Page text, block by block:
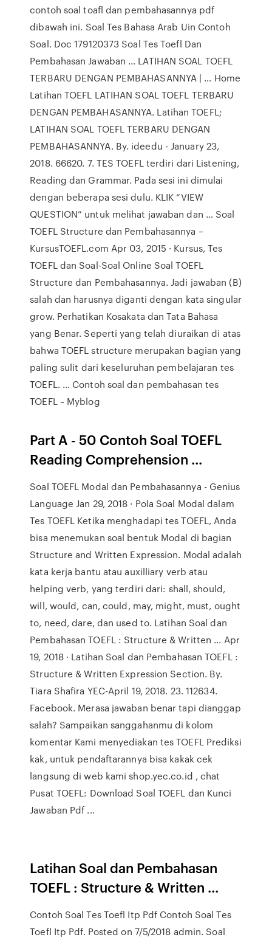
contoh soal toafl dan pembahasannya pdf
dibawah ini. Soal Tes Bahasa Arab Uin Contoh
Soal. Doc 179120373 Soal Tes Toefl Dan
Pembahasan Jawaban … LATIHAN SOAL TOEFL
TERBARU DENGAN PEMBAHASANNYA | … Home
Latihan TOEFL LATIHAN SOAL TOEFL TERBARU
DENGAN PEMBAHASANNYA. Latihan TOEFL;
LATIHAN SOAL TOEFL TERBARU DENGAN
PEMBAHASANNYA. By. ideedu - January 23,
2018. 66620. 7. TES TOEFL terdiri dari Listening,
Reading dan Grammar. Pada sesi ini dimulai
dengan beberapa sesi dulu. KLIK “VIEW
QUESTION” untuk melihat jawaban dan … Soal
TOEFL Structure dan Pembahasannya –
KursusTOEFL.com Apr 03, 2015 · Kursus, Tes
TOEFL dan Soal-Soal Online Soal TOEFL
Structure dan Pembahasannya. Jadi jawaban (B)
salah dan harusnya diganti dengan kata singular
grow. Perhatikan Kosakata dan Tata Bahasa
yang Benar. Seperti yang telah diuraikan di atas
bahwa TOEFL structure merupakan bagian yang
paling sulit dari keseluruhan pembelajaran tes
TOEFL. … Contoh soal dan pembahasan tes
TOEFL ~ Myblog
Part A - 50 Contoh Soal TOEFL
Reading Comprehension ...
Soal TOEFL Modal dan Pembahasannya - Genius
Language Jan 29, 2018 · Pola Soal Modal dalam
Tes TOEFL Ketika menghadapi tes TOEFL, Anda
bisa menemukan soal bentuk Modal di bagian
Structure and Written Expression. Modal adalah
kata kerja bantu atau auxilliary verb atau
helping verb, yang terdiri dari: shall, should,
will, would, can, could, may, might, must, ought
to, need, dare, dan used to. Latihan Soal dan
Pembahasan TOEFL : Structure & Written ... Apr
19, 2018 · Latihan Soal dan Pembahasan TOEFL :
Structure & Written Expression Section. By.
Tiara Shafira YEC-April 19, 2018. 23. 112634.
Facebook. Merasa jawaban benar tapi dianggap
salah? Sampaikan sanggahanmu di kolom
komentar Kami menyediakan tes TOEFL Prediksi
kak, untuk pendaftarannya bisa kakak cek
langsung di web kami shop.yec.co.id , chat
Pusat TOEFL: Download Soal TOEFL dan Kunci
Jawaban Pdf ...
Latihan Soal dan Pembahasan
TOEFL : Structure & Written ...
Contoh Soal Tes Toefl Itp Pdf Contoh Soal Tes
Toefl Itp Pdf. Posted on 7/5/2018 admin. Soal